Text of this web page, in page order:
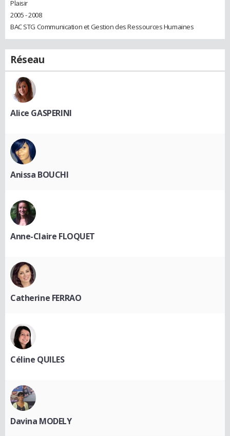
Plaisir
2005 - 2008
BAC STG Communication et Gestion des Ressources Humaines
Réseau
Alice GASPERINI
Anissa BOUCHI
Anne-Claire FLOQUET
Catherine FERRAO
Céline QUILES
Davina MODELY